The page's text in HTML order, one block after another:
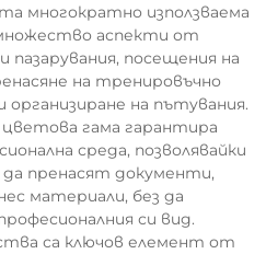
многократно използваема
аспекти от
посещения на
на тренировъчно
на пътувания.
гама гарантира
среда, позволявайки
пренасят документи,
материали, без да
си вид.
са ключов елемент от